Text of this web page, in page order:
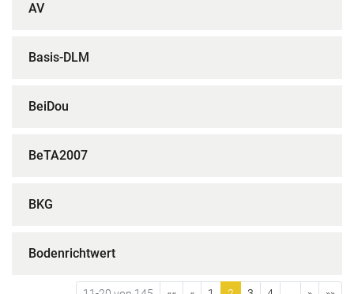
AV
Basis-DLM
BeiDou
BeTA2007
BKG
Bodenrichtwert